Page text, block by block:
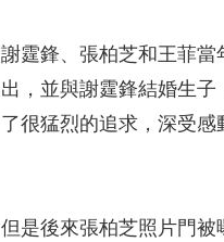
謝霆鋒、張柏芝和王菲
出，並與謝霆鋒結婚生
了很猛烈的追求，深受感
但是後來張柏芝照片門被